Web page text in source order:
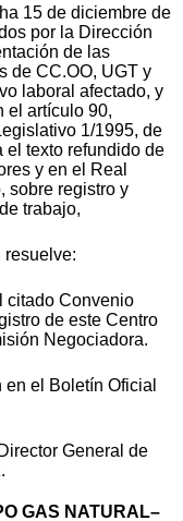
15 de diciembre de
por la Dirección
de las
de CC.OO, UGT y
laboral afectado, y
el artículo 90,
1/1995, de
el texto refundido de
y en el Real
sobre registro y
trabajo,
resuelve:
citado Convenio
de este Centro
Negociadora.
el Boletín Oficial
General de
GAS NATURAL–